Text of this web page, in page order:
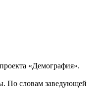
«Демография».
По словам заведующей